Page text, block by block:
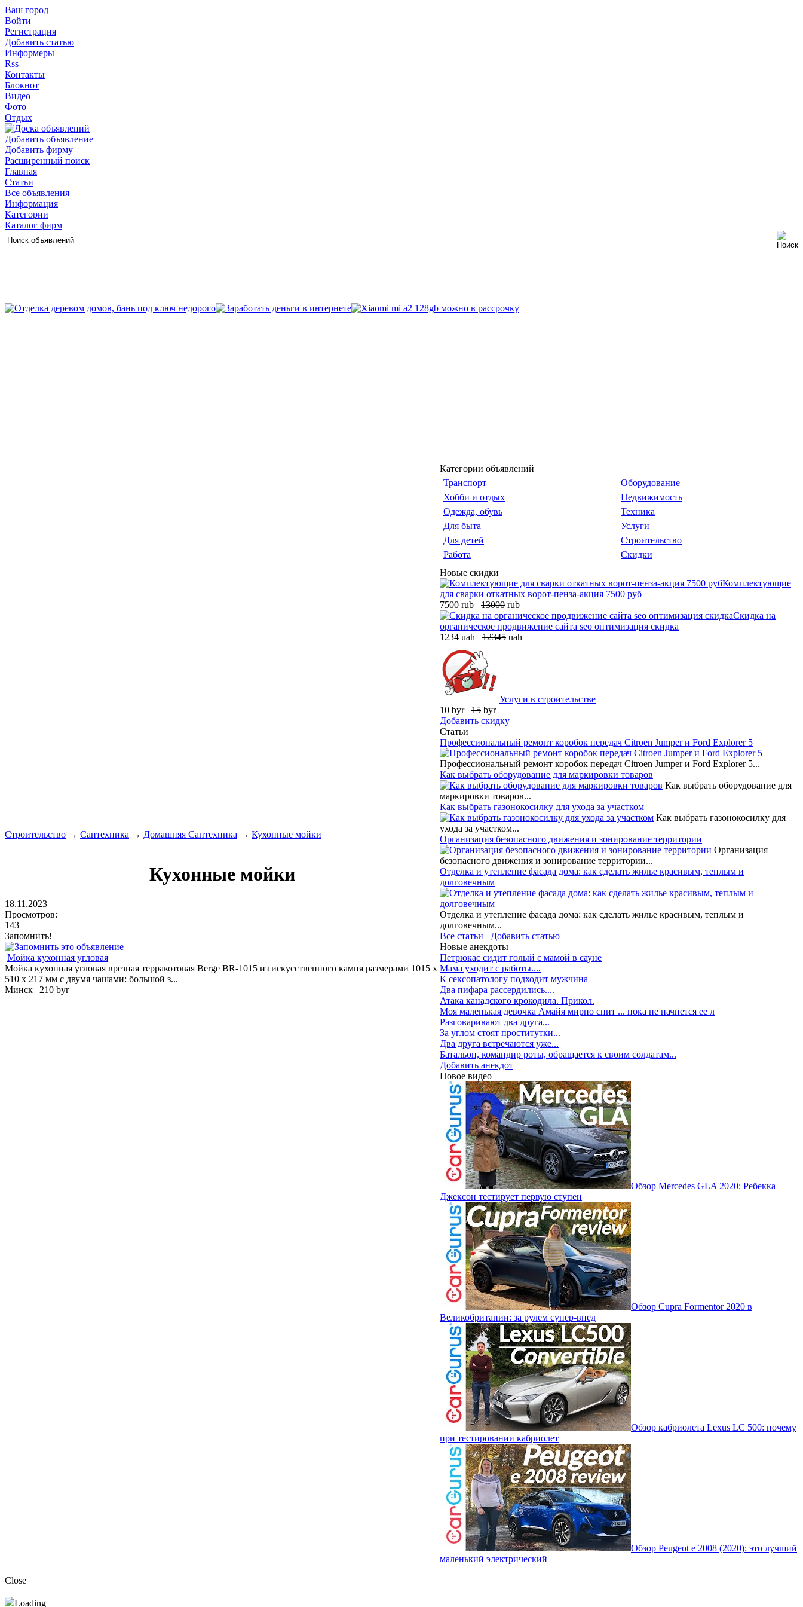
Ваш город
Войти
Регистрация
Добавить статью
Информеры
Rss
Контакты
Блокнот
Видео
Фото
Отдых
Добавить объявление
Добавить фирму
Расширенный поиск
Главная
Статьи
Все объявления
Информация
Категории
Каталог фирм
Строительство → Сантехника → Домашняя Сантехника → Кухонные мойки
Кухонные мойки
18.11.2023
Просмотров:
143
Запомнить!
Мойка кухонная угловая
Мойка кухонная угловая врезная терракотовая Berge BR-1015 из искусственного камня размерами 1015 х
510 х 217 мм с двумя чашами: большой з...
Минск | 210 byr
Категории объявлений
Транспорт
Оборудование
Хобби и отдых
Недвижимость
Одежда, обувь
Техника
Для быта
Услуги
Для детей
Строительство
Работа
Скидки
Новые скидки
Комплектующие
для сварки откатных ворот-пенза-акция 7500 руб
7500 rub
13000 rub
Скидка на
органическое продвижение сайта seo оптимизация скидка
1234 uah
12345 uah
Услуги в строительстве
10 byr
15 byr
Добавить скидку
Статьи
Профессиональный ремонт коробок передач Citroen Jumper и Ford Explorer 5
Профессиональный ремонт коробок передач Citroen Jumper и Ford Explorer 5...
Как выбрать оборудование для маркировки товаров
Как выбрать оборудование для
маркировки товаров...
Как выбрать газонокосилку для ухода за участком
Как выбрать газонокосилку для
ухода за участком...
Организация безопасного движения и зонирование территории
Организация
безопасного движения и зонирование территории...
Отделка и утепление фасада дома: как сделать жилье красивым, теплым и
долговечным
Отделка и утепление фасада дома: как сделать жилье красивым, теплым и
долговечным...
Все статьи
Добавить статью
Новые анекдоты
Петрюкас сидит голый с мамой в сауне
Мама уходит с работы....
К сексопатологу подходит мужчина
Два пифара рассердились....
Атака канадского крокодила. Прикол.
Моя маленькая девочка Амайя мирно спит ... пока не начнется ее л
Разговаривают два друга...
За углом стоят проститутки...
Два друга встречаются уже...
Батальон, командир роты, обращается к своим солдатам...
Добавить анекдот
Новое видео
Обзор Mercedes GLA 2020: Ребекка
Джексон тестирует первую ступен
Обзор Cupra Formentor 2020 в
Великобритании: за рулем супер-внед
Обзор кабриолета Lexus LC 500: почему
при тестировании кабриолет
Обзор Peugeot e 2008 (2020): это лучший
маленький электрический
Close
Loading